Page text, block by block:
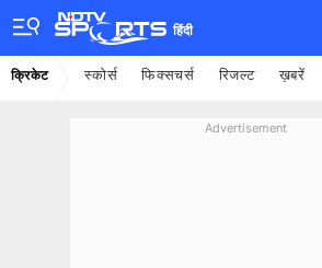
हिंदी
क्रिकेट स्कोर्स फिक्सचर्स रिजल्ट ख़बरें
Advertisement